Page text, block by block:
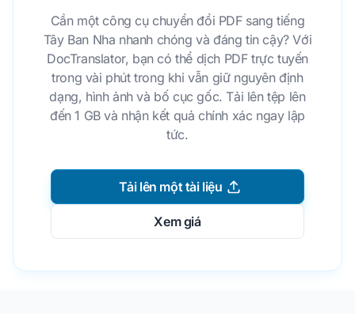
Cần một công cụ chuyển đổi PDF sang tiếng
Tây Ban Nha nhanh chóng và đáng tin cậy? Với
DocTranslator, bạn có thể dịch PDF trực tuyến
trong vài phút trong khi vẫn giữ nguyên định
dạng, hình ảnh và bố cục gốc. Tải lên tệp lên
đến 1 GB và nhận kết quả chính xác ngay lập
tức.
Tải lên một tài liệu
Xem giá